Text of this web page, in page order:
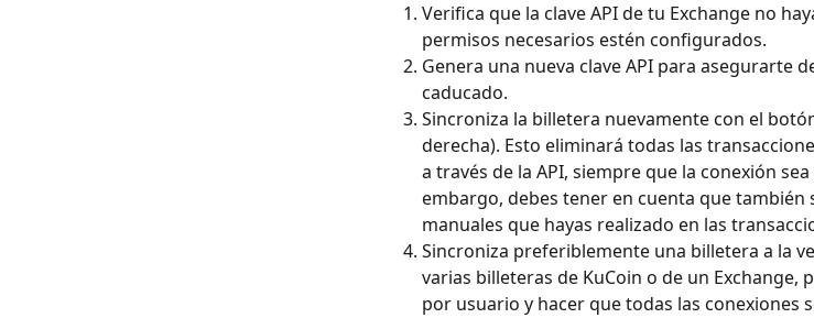
Verifica que la clave API de tu Exchange no
permisos necesarios estén configurados.
Genera una nueva clave API para asegurarte
caducado.
Sincroniza la billetera nuevamente con el
derecha). Esto eliminará todas las
a través de la API, siempre que la conexión
embargo, debes tener en cuenta que
manuales que hayas realizado en las
Sincroniza preferiblemente una billetera a la
varias billeteras de KuCoin o de un Exchange,
por usuario y hacer que todas las conexiones